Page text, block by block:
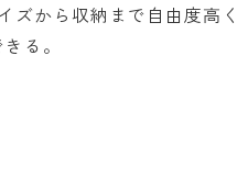
ズから収納まで自由度高く
る。